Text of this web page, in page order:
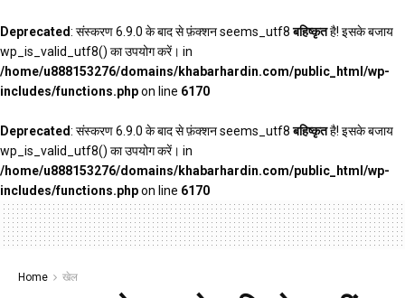
Deprecated: संस्करण 6.9.0 के बाद से फ़ंक्शन seems_utf8बहिष्कृतहै! इसके बजाय
wp_is_valid_utf8() का उपयोग करें। in
/home/u888153276/domains/khabarhardin.com/public_html/wp-
includes/functions.phpon line 6170
Deprecated: संस्करण 6.9.0 के बाद से फ़ंक्शन seems_utf8बहिष्कृतहै! इसके बजाय
wp_is_valid_utf8() का उपयोग करें। in
/home/u888153276/domains/khabarhardin.com/public_html/wp-
includes/functions.phpon line 6170
Home खेल